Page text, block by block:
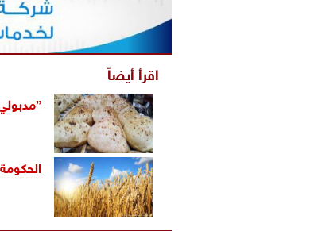
اقرأ أيضاً
”مدبولي”: الدولة